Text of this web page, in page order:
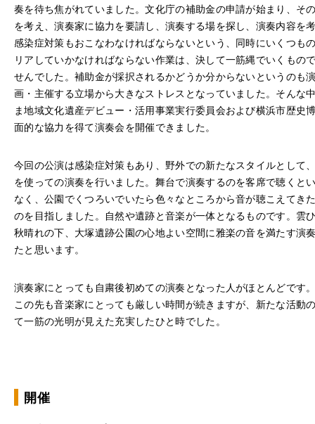
奏を待ち焦がれていました。文化庁の補助金の申請が始まり、そ
を考え、演奏家に協力を要請し、演奏する場を探し、演奏内容を
感染症対策もおこなわなければならないという、同時にいくつも
リアしていかなければならない作業は、決して一筋縄でいくもの
せんでした。補助金が採択されるかどうか分からないというのも
画・主催する立場から大きなストレスとなっていました。そんな
ま地域文化遺産デビュー・活用事業実行委員会および横浜市歴史
面的な協力を得て演奏会を開催できました。
今回の公演は感染症対策もあり、野外での新たなスタイルとして
を使っての演奏を行いました。舞台で演奏するのを客席で聴くと
なく、公園でくつろいでいたら色々なところから音が聴こえてき
のを目指しました。自然や遺跡と音楽が一体となるものです。雲
秋晴れの下、大塚遺跡公園の心地よい空間に雅楽の音を満たす演
たと思います。
演奏家にとっても自粛後初めての演奏となった人がほとんどです
この先も音楽家にとっても厳しい時間が続きますが、新たな活動
て一筋の光明が見えた充実したひと時でした。
開催